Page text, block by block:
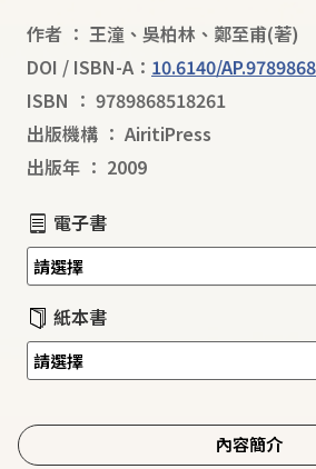
作者 ： 王潼 、 吳柏林 、 鄭至甫(著)
DOI / ISBN-A： 10.6140/
ISBN ： 9789868518261
出版機構 ： AiritiPress
出版年 ： 2009
電子書
紙本書
內容簡介